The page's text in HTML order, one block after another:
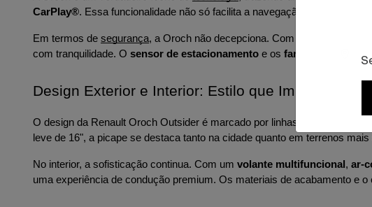
CarPlay®. Essa funcionalidade não só facilita a navegação, mas
Em termos de segurança, a Oroch não decepciona. Com um conjunto
com tranquilidade. O sensor de estacionamento e os faróis com
Design Exterior e Interior: Estilo que Impressiona
O design da Renault Oroch Outsider é marcado por linhas fortes e
leve de 16", a picape se destaca tanto na cidade quanto em terrenos
No interior, a sofisticação continua. Com um volante multifuncional , ar-
uma experiência de condução premium. Os materiais de acabamento e